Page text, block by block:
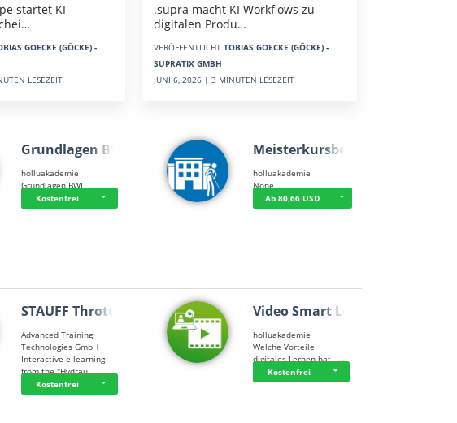
startet KI-
GOECKE (GÖCKE) -
LESEZEIT
.supra macht KI Workflows zu
digitalen Produ…
VERÖFFENTLICHT TOBIAS GOECKE (GÖCKE) -
SUPRATIX GMBH
JUNI 6, 2026 | 3 MINUTEN LESEZEIT
Grundlagen BWL
holluakademie
Grundlagen BWL
Kostenfrei
Meisterkursbegl…
holluakademie
None
Ab 80,66 USD
STAUFF Throttle…
Advanced Training
Technologies GmbH
Interactive e-learning
from the "Hydrau…
Kostenfrei
Video Smart Lea…
holluakademie
Welche Vorteile
digitales Lernen hat - …
Kostenfrei